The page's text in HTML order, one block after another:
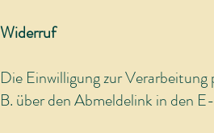
Widerruf
Die Einwilligung zur
B. über den Abmeldelink in den